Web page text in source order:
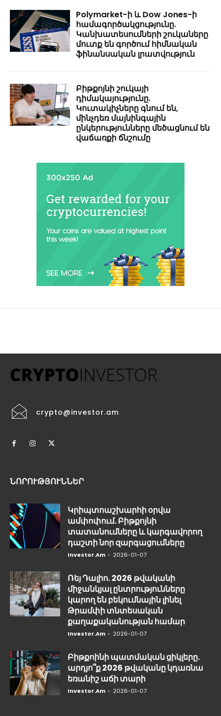
Polymarket-ի և Dow Jones-ի
համագործակցությունը.
Կանխատեսումների շուկաները
մուտք են գործում հիմնական
ֆինանսական լրատվություն
Բիթքոյնի շուկայի
դիմակայությունը.
Կուտակիչները գնում են,
մինչդեռ մայնինգային
ընկերությունները մեծացնում են
վաճառքի ճնշումը
crypto@investor.am
ՆՈՐՈՒԹՅՈՒՆՆԵՐ
Կրիպտոաշխարհի օրվա
ամփոփում. Բիթքոյնի
տատանումները և կարգավորող
դաշտի նոր զարգացումները
Investor.am - 2026-01-07
Ռեյ Դալիո. 2026 թվականի
միջանկյալ ընտրությունները
կարող են բեկումնային լինել
Թրամփի տնտեսական
քաղաքականության համար
Investor.am - 2026-01-07
Բիթքոինի պատմական ցիկլերը.
արդյո՞ք 2026 թվականը կդառնա
եռանիշ աճի տարի
Investor.am - 2026-01-07